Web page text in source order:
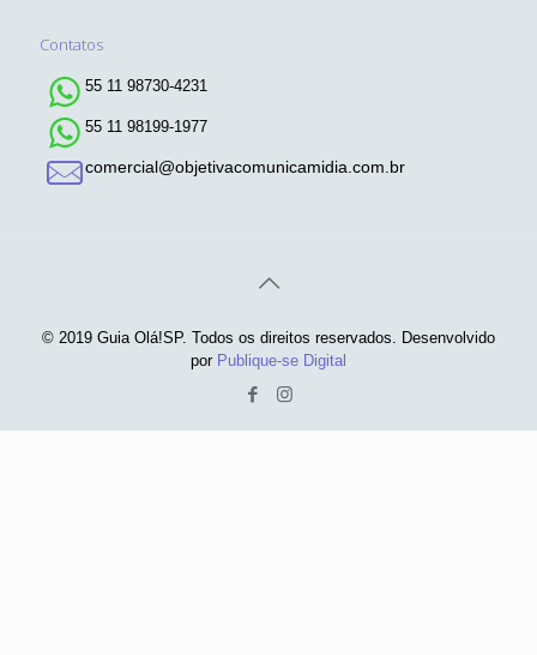
Contatos
55 11 98730-4231
55 11 98199-1977
comercial@objetivacomunicamidia.com.br
© 2019 Guia Olá!SP. Todos os direitos reservados. Desenvolvido
por Publique-se Digital